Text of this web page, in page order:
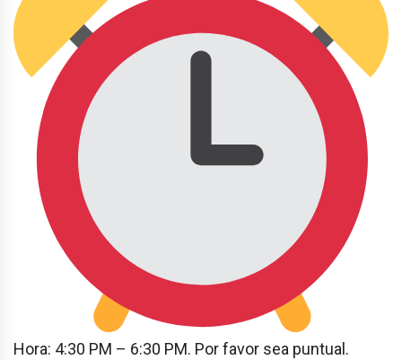
Hora: 4:30 PM – 6:30 PM. Por favor sea puntual.